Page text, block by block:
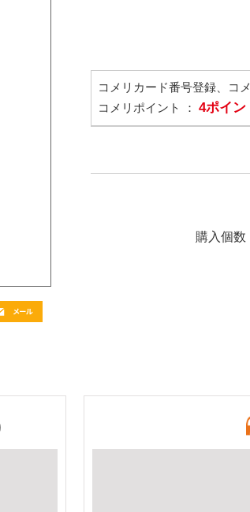
コメリカード番号登録、コ
コメリポイント ： 4ポイン
購入個数